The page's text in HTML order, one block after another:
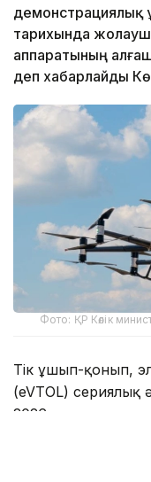
демонстрациялық
тарихында
аппаратының
деп хабарлайды
Фото: ҚР Көлік
Тік ұшып-қонып,
(eVTOL) сериялық
2026»